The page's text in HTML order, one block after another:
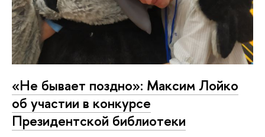
«Не бывает поздно»: Максим Лойко
об участии в конкурсе
Президентской библиотеки